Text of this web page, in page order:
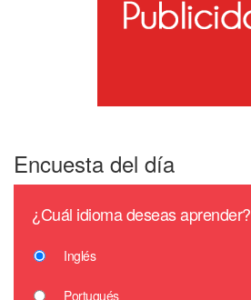
Encuesta del día
¿Cuál idioma deseas aprender?
Inglés
Portugués